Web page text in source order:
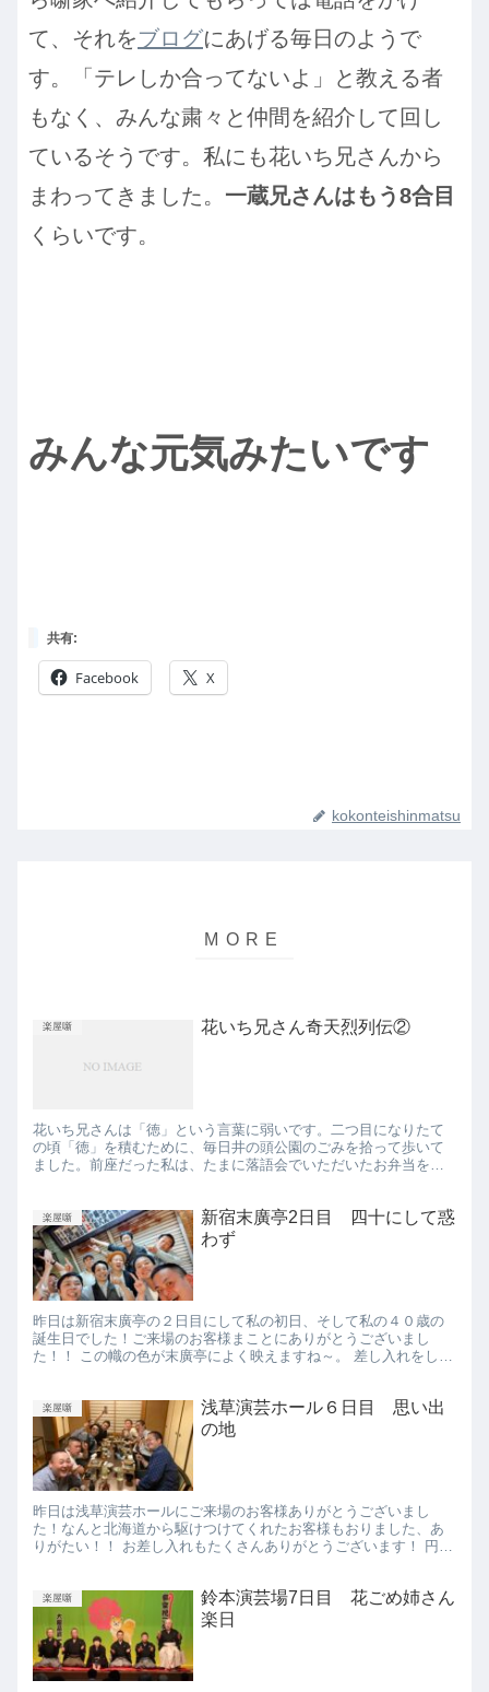
て、それをブログにあげる毎日のようで
す。「テレしか合ってないよ」と教える者
もなく、みんな粛々と仲間を紹介して回し
ているそうです。私にも花いち兄さんから
まわってきました。 一蔵兄さんはもう8合目
くらいです。
みんな元気みたいです
共有:
Facebook X
kokonteishinmatsu
楽屋噺 花いち兄さん奇天烈列伝②
花いち兄さんは「徳」という言葉に弱いです。二つ目になりたて
の頃「徳」を積むために、毎日井の頭公園のごみを拾って歩いて
ました。前座だった私は、たまに落語会でいただいたお弁当を兄
楽屋噺
新宿末廣亭2日目 四十にして惑
わず
昨日は新宿末廣亭の２日目にして私の初日、そして私の４０歳の
誕生日でした！ご来場のお客様まことにありがとうございまし
た！！ この幟の色が末廣亭によく映えますね～。 差し入れをして
楽屋噺
浅草演芸ホール６日目 思い出
の地
昨日は浅草演芸ホールにご来場のお客様ありがとうございまし
た！なんと北海道から駆けつけてくれたお客様もおりました、あ
りがたい！！ お差し入れもたくさんありがとうございます！ 円太
楽屋噺
鈴本演芸場7日目 花ごめ姉さん
楽日